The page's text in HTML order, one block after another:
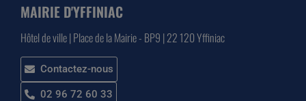
MAIRIE D'YFFINIAC
Hôtel de ville | Place de la Mairie - BP9 | 22 120 Yffiniac
Contactez-nous
02 96 72 60 33